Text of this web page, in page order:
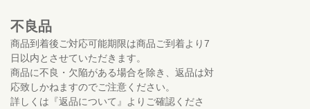
不良品
商品到着後ご対応可能期限は商品ご到着より7
日以内とさせていただきます。
商品に不良・欠陥がある場合を除き、返品は対
応致しかねますのでご注意ください。
詳しくは『返品について』よりご確認くださ